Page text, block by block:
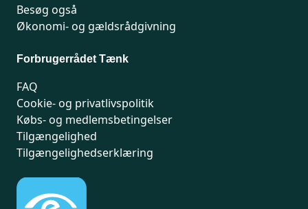
Besøg også
Økonomi- og gældsrådgivning
Forbrugerrådet Tænk
FAQ
Cookie- og privatlivspolitik
Købs- og medlemsbetingelser
Tilgængelighed
Tilgængelighedserklæring